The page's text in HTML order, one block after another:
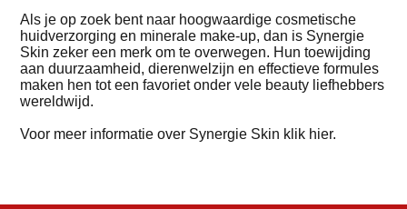
Als je op zoek bent naar hoogwaardige cosmetische
huidverzorging en minerale make-up, dan is Synergie
Skin zeker een merk om te overwegen. Hun toewijding
aan duurzaamheid, dierenwelzijn en effectieve formules
maken hen tot een favoriet onder vele beauty liefhebbers
wereldwijd.
Voor meer informatie over Synergie Skin klik hier.